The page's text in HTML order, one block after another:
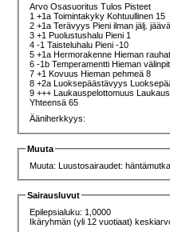
Arvo Osasuoritus Tulos Pisteet
1 +1a Toimintakyky Kohtuullinen 15
2 +1a Terävyys Pieni ilman jälj.
3 +1 Puolustushalu Pieni 1
4 -1 Taisteluhalu Pieni -10
5 +1a Hermorakenne Hieman
6 -1b Temperamentti Hieman
7 +1 Kovuus Hieman pehmeä 8
8 +2a Luoksepäästävyys
9 +++ Laukauspelottomuus
Yhteensä 65
Ääniherkkyys:
Muuta
Muuta: Luustosairaudet: häntämutka
Sairausluvut
Epilepsialuku: 1,0000
Ikäryhmän (yli 12 vuotiaat)